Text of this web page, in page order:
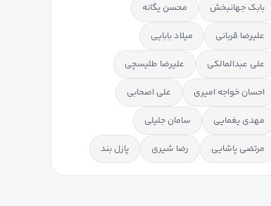
بابک جهانبخش
محسن یگانه
علیرضا قربانی
میلاد بابایی
علی عبدالمالکی
علیرضا طلیسچی
احسان خواجه امیری
علی اصحابی
مهدی یغمایی
سامان جلیلی
مرتضی پاشایی
رضا شیری پازل بند